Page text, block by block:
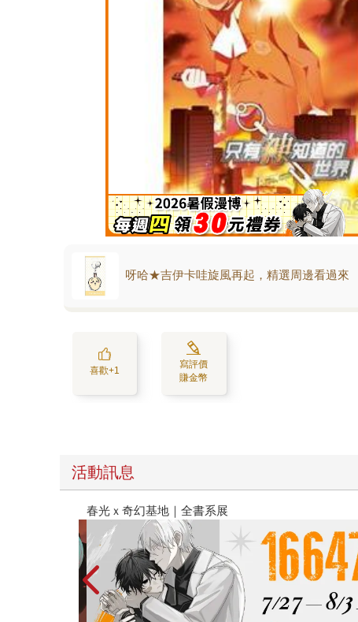
呀哈★吉伊卡哇旋風再起，精選周邊看過來
喜歡+1
寫評價
賺金幣
活動訊息
金石堂2026海外優惠：電子書